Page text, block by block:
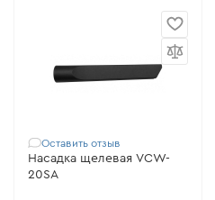
Оставить отзыв
Насадка щелевая VCW-
20SA